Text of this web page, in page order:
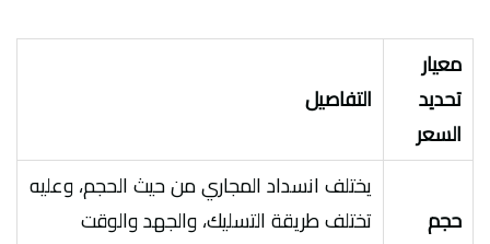
معيار
تحديد
السعر
التفاصيل
حجم
يختلف انسداد المجاري من حيث الحجم، وعليه
تختلف طريقة التسليك، والجهد والوقت